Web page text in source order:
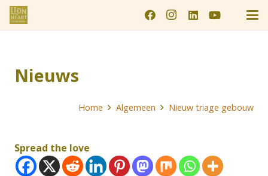
Nieuws
Home Algemeen Nieuw triage gebouw
Spread the love